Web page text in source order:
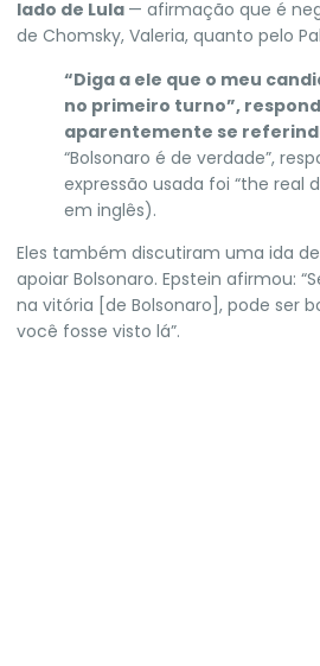
lado de Lula — afirmação que é
de Chomsky, Valeria, quanto pelo
“Diga a ele que o meu
no primeiro turno”,
aparentemente se
“Bolsonaro é de verdade”,
expressão usada foi “the real
em inglês).
Eles também discutiram uma ida
apoiar Bolsonaro. Epstein afirmou:
na vitória [de Bolsonaro], pode ser
você fosse visto lá”.